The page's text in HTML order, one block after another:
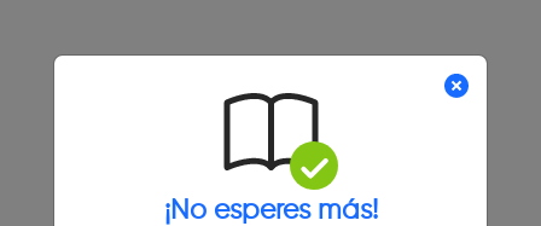
¡No esperes más!